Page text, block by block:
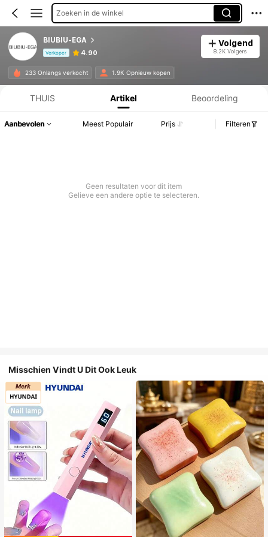
Zoeken in de winkel
BIUBIU-EGA
Verkoper 4.90
Volgend
8.2K Volgers
233 Onlangs verkocht 1.9K Opnieuw kopen
Productinformatie: Prijsopenbaring, Verkoop- en Voorraadgegevens.
THUIS Artikel Beoordeling
Aanbevolen Meest Populair Prijs Filteren
Geen resultaten voor dit item
Gelieve een andere optie te selecteren.
Misschien Vindt U Dit Ook Leuk